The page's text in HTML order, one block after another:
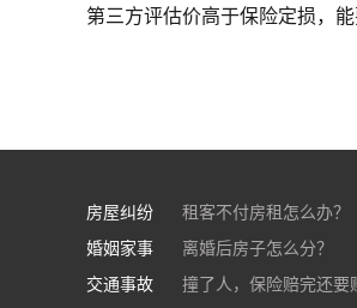
第三方评估价高于保险定损，
房屋纠纷 租客不付房租怎么办？
房东不退押金怎么办？
婚姻家事 离婚后房子怎么分？
离婚了公司股权怎么处
交通事故 撞了人，保险赔完还要